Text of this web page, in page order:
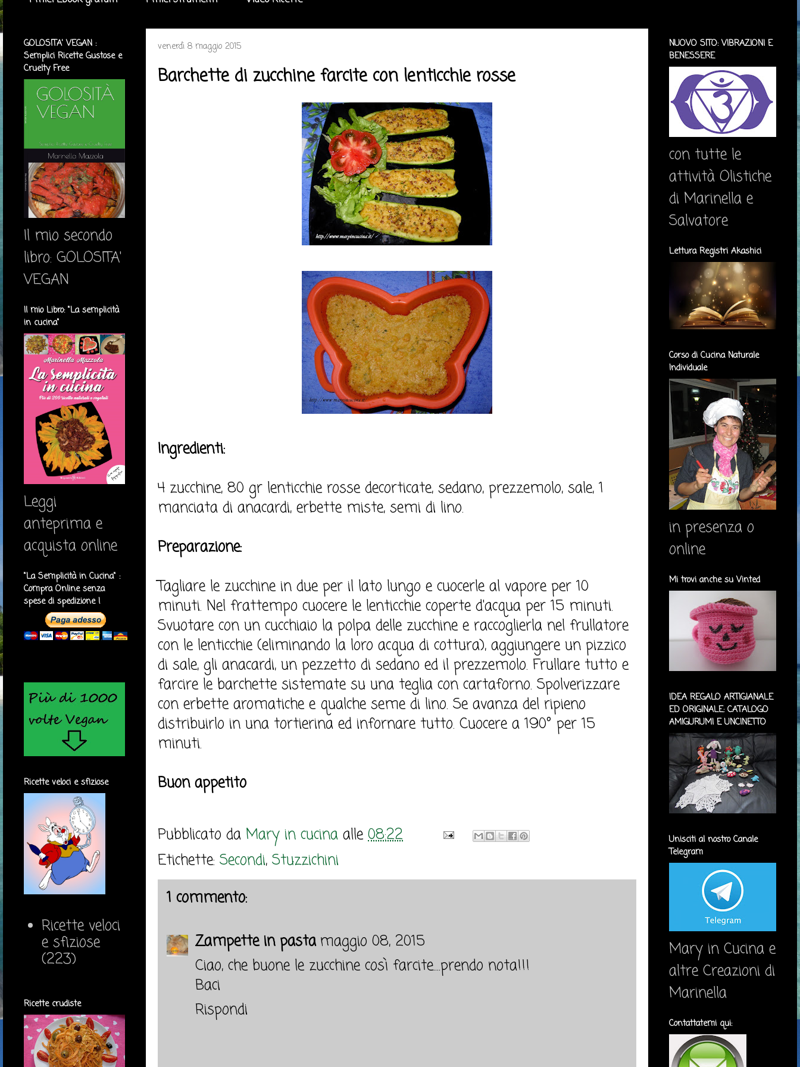
venerdì 8 maggio 2015
Barchette di zucchine farcite con lenticchie rosse
Ingredienti:
4 zucchine, 80 gr lenticchie rosse decorticate, sedano, prezzemolo, sale, 1
manciata di anacardi, erbette miste, semi di lino.
Preparazione:
Tagliare le zucchine in due per il lato lungo e cuocerle al vapore per 10
minuti. Nel frattempo cuocere le lenticchie coperte d'acqua per 15 minuti.
Svuotare con un cucchiaio la polpa delle zucchine e raccoglierla nel frullatore
con le lenticchie (eliminando la loro acqua di cottura), aggiungere un pizzico
di sale, gli anacardi, un pezzetto di sedano ed il prezzemolo. Frullare tutto e
farcire le barchette sistemate su una teglia con cartaforno. Spolverizzare
con erbette aromatiche e qualche seme di lino. Se avanza del ripieno
distribuirlo in una tortierina ed infornare tutto. Cuocere a 190° per 15
minuti.
Buon appetito
Pubblicato da Mary in cucina alle 08:22
Etichette: Secondi, Stuzzichini
1 commento:
Zampette in pasta maggio 08, 2015
Ciao, che buone le zucchine così farcite....prendo nota!!!
Baci
Rispondi
GOLOSITA' VEGAN :
Semplici Ricette Gustose e
Cruelty Free
Il mio secondo
libro: GOLOSITA'
VEGAN
Il mio Libro: "La semplicità
in cucina"
Leggi
anteprima e
acquista online
"La Semplicità in Cucina" :
Compra Online senza
spese di spedizione !
Ricette veloci e sfiziose
Ricette veloci
e sfiziose
(223)
Ricette crudiste
NUOVO SITO: VIBRAZIONI E
BENESSERE
con tutte le
attività Olistiche
di Marinella e
Salvatore
Lettura Registri Akashici
Corso di Cucina Naturale
Individuale
in presenza o
online
Mi trovi anche su Vinted
IDEA REGALO ARTIGIANALE
ED ORIGINALE: CATALOGO
AMIGURUMI E UNCINETTO
Unisciti al nostro Canale
Telegram
Mary in Cucina e
altre Creazioni di
Marinella
Contattatemi qui: